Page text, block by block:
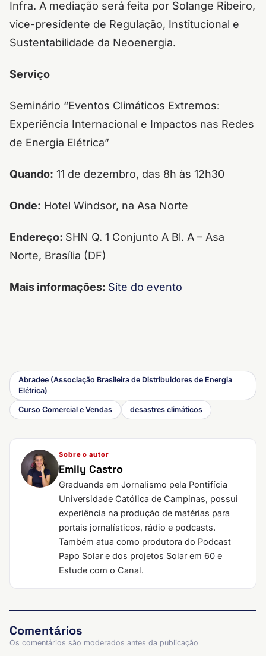
Infra. A mediação será feita por Solange Ribeiro,
vice-presidente de Regulação, Institucional e
Sustentabilidade da Neoenergia.
Serviço
Seminário “Eventos Climáticos Extremos:
Experiência Internacional e Impactos nas Redes
de Energia Elétrica”
Quando: 11 de dezembro, das 8h às 12h30
Onde: Hotel Windsor, na Asa Norte
Endereço: SHN Q. 1 Conjunto A Bl. A – Asa
Norte, Brasília (DF)
Mais informações: Site do evento
Abradee (Associação Brasileira de Distribuidores de Energia
Elétrica)
Curso Comercial e Vendas desastres climáticos
Sobre o autor
Emily Castro
Graduanda em Jornalismo pela Pontifícia
Universidade Católica de Campinas, possui
experiência na produção de matérias para
portais jornalísticos, rádio e podcasts.
Também atua como produtora do Podcast
Papo Solar e dos projetos Solar em 60 e
Estude com o Canal.
Comentários
Os comentários são moderados antes da publicação